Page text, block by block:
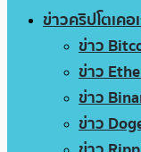
ข่าวคริปโตเคอ
ข่าว
ข่าว
ข่าว
ข่าว